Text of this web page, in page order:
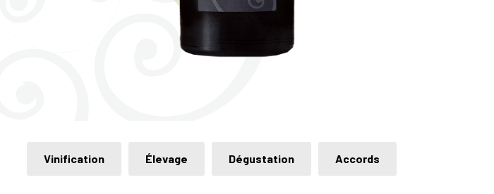
Vinification Élevage Dégustation Accords